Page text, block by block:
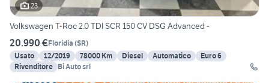
23
Volkswagen T-Roc 2.0 TDI SCR 150 CV DSG Advanced -
20.990 €Floridia (SR)
Usato
12/2019 78000 Km Diesel Automatico
Euro 6
Rivenditore Bi Auto srl